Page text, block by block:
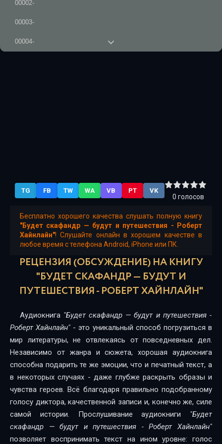
00002-
00003-
00004-
00012-
TG FB TW WA VB PT VK
0 голосов
Бесплатно хорошего качества слушать полную книгу
"Будет скафандр — будут и путешествия - Роберт
Хайнлайн"! Слушайте онлайн в хорошем качестве в
любое время с телефона Android, iPhone или ПК.
РЕЦЕНЗИЯ (ОБСУЖДЕНИЕ) НА КНИГУ
"БУДЕТ СКАФАНДР — БУДУТ И
ПУТЕШЕСТВИЯ - РОБЕРТ ХАЙНЛАЙН"
Аудиокнига "Будет скафандр — будут и путешествия -
Роберт Хайнлайн" - это уникальный способ погрузиться в
мир литературы, не отвлекаясь от повседневных дел.
Независимо от жанра и сюжета, хорошая аудиокнига
способна подарить те же эмоции, что и печатный текст, а
в некоторых случаях - даже глубже раскрыть образы и
чувства героев. Всё благодаря правильно подобранному
голосу диктора, качественной записи и, конечно же, силе
самой истории. Прослушивание аудиокниги "Будет
скафандр — будут и путешествия - Роберт Хайнлайн"
позволяет воспринимать текст на ином уровне: голос